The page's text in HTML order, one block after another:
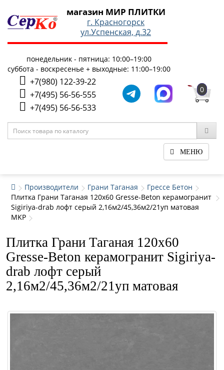
магазин МИР ПЛИТКИ
г. Красногорск
ул.Успенская, д.32
понедельник - пятница: 10:00–19:00
суббота - воскресенье + выходные: 11:00–19:00
+7(980) 122-39-22
+7(495) 56-56-555
+7(495) 56-56-533
0
МЕНЮ
Производители Грани Таганая
Грессе Бетон
Плитка Грани Таганая 120x60 Gresse-Beton керамогранит
Sigiriya-drab лофт серый 2,16м2/45,36м2/21уп матовая
MKP
Плитка Грани Таганая 120x60
Gresse-Beton керамогранит Sigiriya-
drab лофт серый
2,16м2/45,36м2/21уп матовая